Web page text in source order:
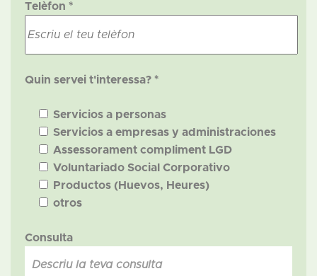
Telèfon *
Quin servei t'interessa? *
Servicios a personas
Servicios a empresas y administraciones
Assessorament compliment LGD
Voluntariado Social Corporativo
Productos (Huevos, Heures)
otros
Consulta